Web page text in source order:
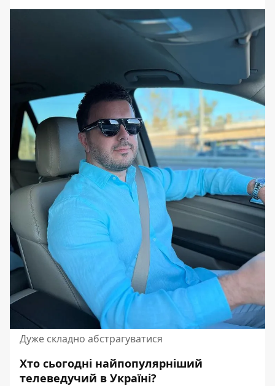
Дуже складно абстрагуватися
Хто сьогодні найпопулярніший
телеведучий в Україні?